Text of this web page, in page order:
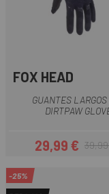
FOX HEAD
GUANTES LARGOS
DIRTPAW
Precio
29,99 €Precio
-25%